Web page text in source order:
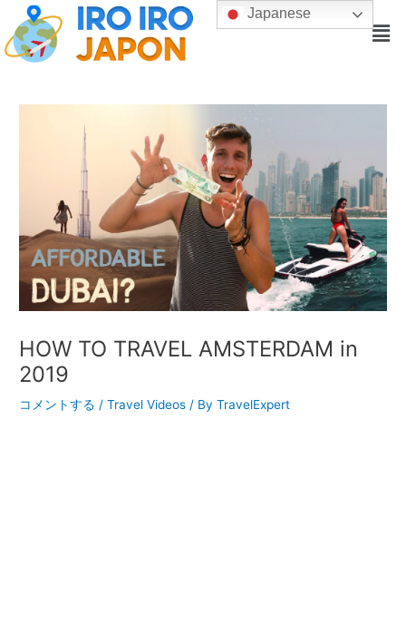
を
HOW TO TRAVEL AMSTERDAM in
2019
コメントする /Travel Videos / ByTravelExpert
navigation
Japanese